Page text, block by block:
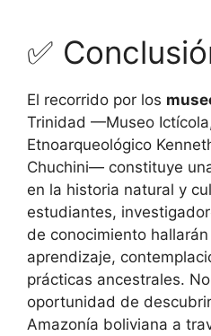
✅
El recorrido por los
Trinidad —Museo
Etnoarqueológico
Chuchini— constituye
en la historia natural y
estudiantes,
de conocimiento
aprendizaje,
prácticas ancestrales.
oportunidad de
Amazonía boliviana a